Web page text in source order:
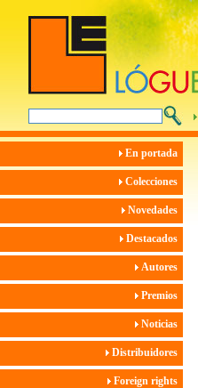
En portada
Colecciones
Novedades
Destacados
Autores
Premios
Noticias
Distribuidores
Foreign rights